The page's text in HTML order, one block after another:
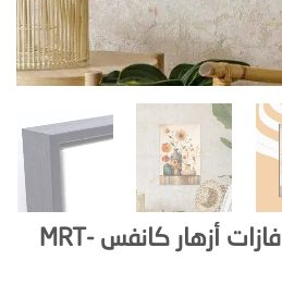
لوحة جدارية تجريدية فازات أزهار كانفس MRT-